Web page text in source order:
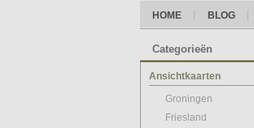
HOME BLOG
Categorieën
Ansichtkaarten
Groningen
Friesland